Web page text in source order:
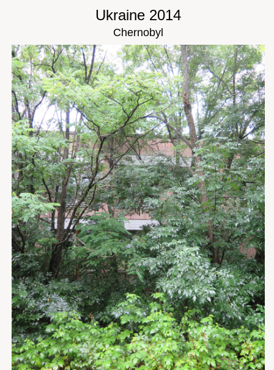
Ukraine 2014
Chernobyl